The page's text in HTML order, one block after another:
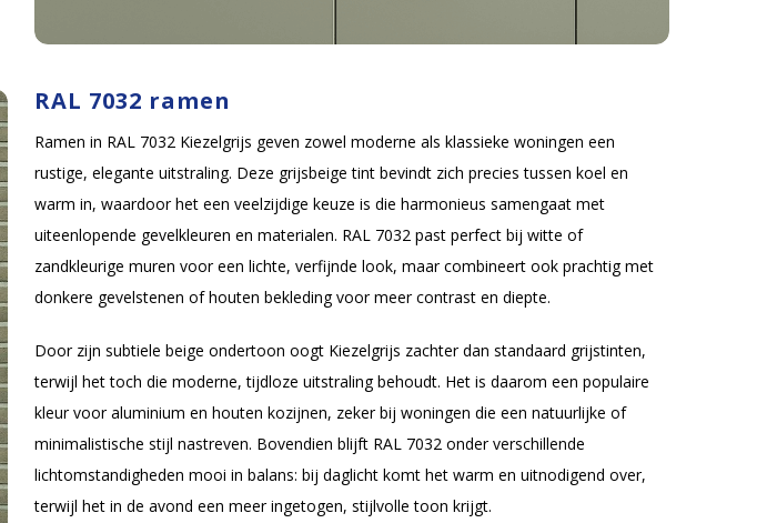
RAL 7032 ramen
Ramen in RAL 7032 Kiezelgrijs geven zowel moderne als klassieke woningen een
rustige, elegante uitstraling. Deze grijsbeige tint bevindt zich precies tussen koel en
warm in, waardoor het een veelzijdige keuze is die harmonieus samengaat met
uiteenlopende gevelkleuren en materialen. RAL 7032 past perfect bij witte of
zandkleurige muren voor een lichte, verfijnde look, maar combineert ook prachtig met
donkere gevelstenen of houten bekleding voor meer contrast en diepte.
Door zijn subtiele beige ondertoon oogt Kiezelgrijs zachter dan standaard grijstinten,
terwijl het toch die moderne, tijdloze uitstraling behoudt. Het is daarom een populaire
kleur voor aluminium en houten kozijnen, zeker bij woningen die een natuurlijke of
minimalistische stijl nastreven. Bovendien blijft RAL 7032 onder verschillende
lichtomstandigheden mooi in balans: bij daglicht komt het warm en uitnodigend over,
terwijl het in de avond een meer ingetogen, stijlvolle toon krijgt.